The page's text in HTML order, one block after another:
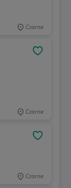
Czarne
Czarne
Czarne